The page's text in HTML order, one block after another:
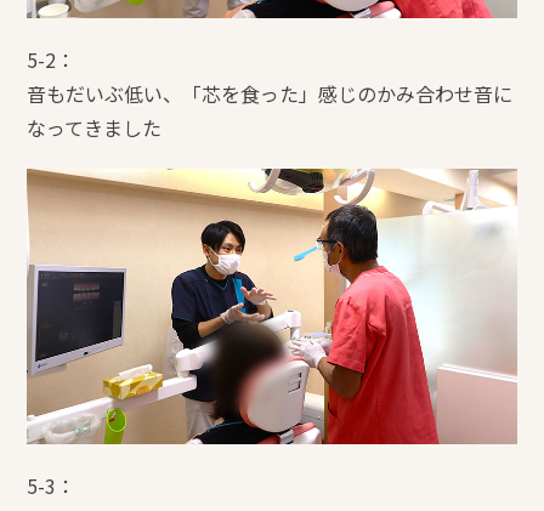
5-2：
音もだいぶ低い、「芯を食った」感じのかみ合わせ音に
なってきました
5-3：